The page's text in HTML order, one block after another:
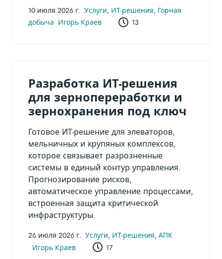
10 июля 2026 г. Услуги, ИТ-решения, Горная
добыча Игорь Краев 13
Разработка ИТ-решения
для зернопереработки и
зернохранения под ключ
Готовое ИТ-решение для элеваторов,
мельничных и крупяных комплексов,
которое связывает разрозненные
системы в единый контур управления.
Прогнозирование рисков,
автоматическое управление процессами,
встроенная защита критической
инфраструктуры.
26 июля 2026 г. Услуги, ИТ-решения, АПК
Игорь Краев
17